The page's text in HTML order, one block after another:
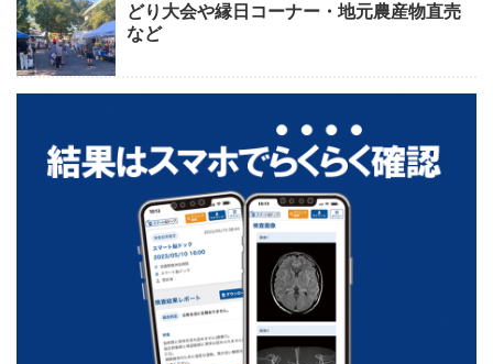
どり大会や縁日コーナー・地元農産物直売
など